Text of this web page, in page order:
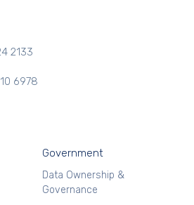
2133
6978
Government
Data Ownership &
Governance